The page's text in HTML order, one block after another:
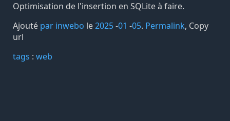
Optimisation de l'insertion en SQLite à faire.
Ajouté par inwebo le2025-01 -05. Permalink, Copy
url
tags️ : web